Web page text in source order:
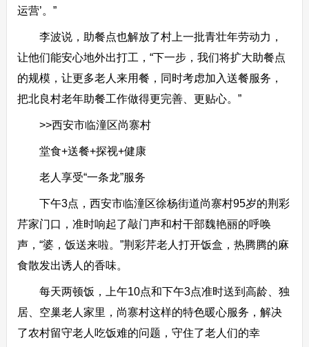
运营’。”
李波说，助餐点也解放了村上一批青壮年劳动力，
让他们能安心地外出打工，“下一步，我们将扩大助餐点
的规模，让更多老人来用餐，同时考虑加入送餐服务，
把北良村老年助餐工作做得更完善、更贴心。”
>>西安市临潼区尚寨村
堂食+送餐+探视+健康
老人享受“一条龙”服务
下午3点，西安市临潼区徐杨街道尚寨村95岁的荆彩
芹家门口，准时响起了敲门声和村干部魏艳丽的呼唤
声，“婆，饭送来啦。”荆彩芹老人打开饭盒，热腾腾的麻
食散发出诱人的香味。
每天两顿饭，上午10点和下午3点准时送到高龄、独
居、空巢老人家里，尚寨村这样的特色暖心服务，解决
了农村留守老人吃饭难的问题，守住了老人们的幸